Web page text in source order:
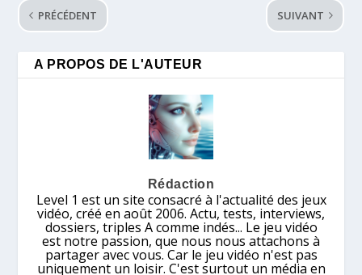
PRÉCÉDENT SUIVANT
A PROPOS DE L'AUTEUR
Rédaction
Level 1 est un site consacré à l'actualité des jeux
vidéo, créé en août 2006. Actu, tests, interviews,
dossiers, triples A comme indés... Le jeu vidéo
est notre passion, que nous nous attachons à
partager avec vous. Car le jeu vidéo n'est pas
uniquement un loisir. C'est surtout un média en